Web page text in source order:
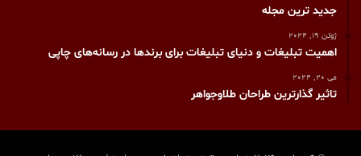
جدید ترین مجله
ژوئن 19, 2024
اهمیت تبلیغات و دنیای تبلیغات برای برندها در رسانه‌های چاپی
می 20, 2024
تاثیر گذارترین طراحان طلاوجواهر